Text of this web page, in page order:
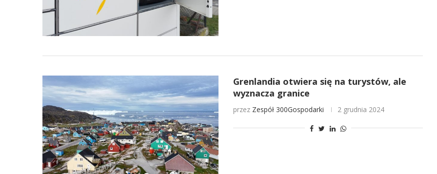
Grenlandia otwiera się na turystów, ale
wyznacza granice
przez Zespół 300Gospodarki 2 grudnia 2024